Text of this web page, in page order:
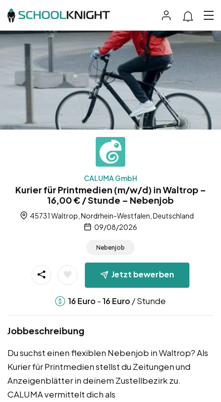
CALUMA GmbH
Kurier für Printmedien (m/w/d) in Waltrop –
16,00 € / Stunde – Nebenjob
45731 Waltrop, Nordrhein-Westfalen, Deutschland
09/08/2026
Nebenjob
Jetzt bewerben
16 Euro -16 Euro / Stunde
Jobbeschreibung
Du suchst einen flexiblen Nebenjob in Waltrop? Als
Kurier für Printmedien stellst du Zeitungen und
Anzeigenblätter in deinem Zustellbezirk zu.
CALUMA vermittelt dich als